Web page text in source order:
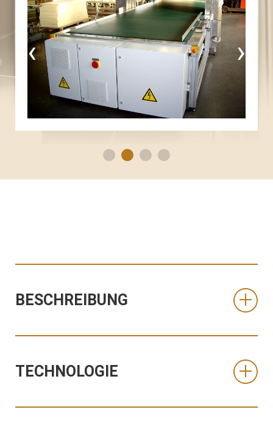
‹ ›
BESCHREIBUNG
TECHNOLOGIE